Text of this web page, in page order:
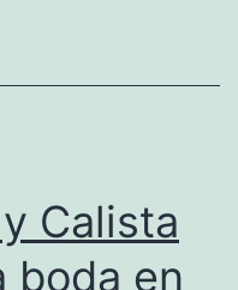
Calista
boda en